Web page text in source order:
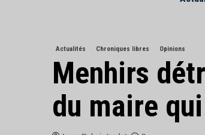
Actualités Chroniques libres Opinions
Menhirs
du maire